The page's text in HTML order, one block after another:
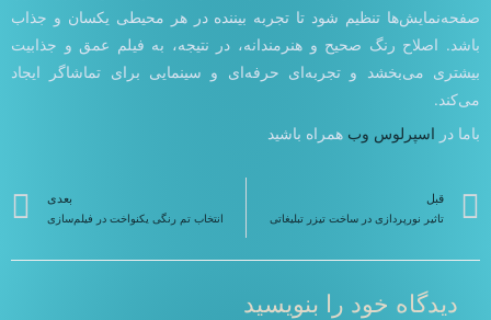
صفحه‌نمایش‌ها تنظیم شود تا تجربه بیننده در هر محیطی یکسان و جذاب
باشد. اصلاح رنگ صحیح و هنرمندانه، در نتیجه، به فیلم عمق و جذابیت
بیشتری می‌بخشد و تجربه‌ای حرفه‌ای و سینمایی برای تماشاگر ایجاد
می‌کند.
باما در اسپرلوس وب همراه باشید
قبلی
قبل
تاثیر نورپردازی در ساخت تیزر تبلیغاتی
بعدی
انتخاب تم رنگی یکنواخت در فیلم‌سازی
دیدگاه‌ خود را بنویسید